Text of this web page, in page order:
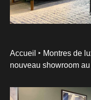
Accueil ‣ Montres de
nouveau showroom